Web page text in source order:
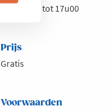
van 13u00 tot 17u00
Prijs
Gratis
Voorwaarden